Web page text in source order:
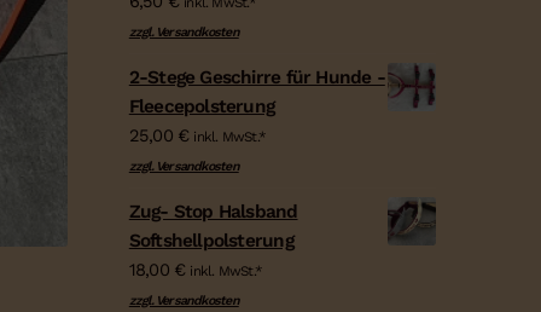
zzgl. Versandkosten
2-Stege Geschirre für Hunde -
Fleecepolsterung
25,00 € inkl. MwSt.*
zzgl. Versandkosten
Zug- Stop Halsband
Softshellpolsterung
18,00 € inkl. MwSt.*
zzgl. Versandkosten